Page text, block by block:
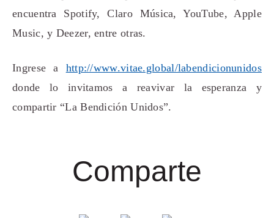
encuentra Spotify, Claro Música, YouTube, Apple
Music, y Deezer, entre otras.
Ingrese a http://www.vitae.global/labendicionunidos
donde lo invitamos a reavivar la esperanza y
compartir “La Bendición Unidos”.
Comparte